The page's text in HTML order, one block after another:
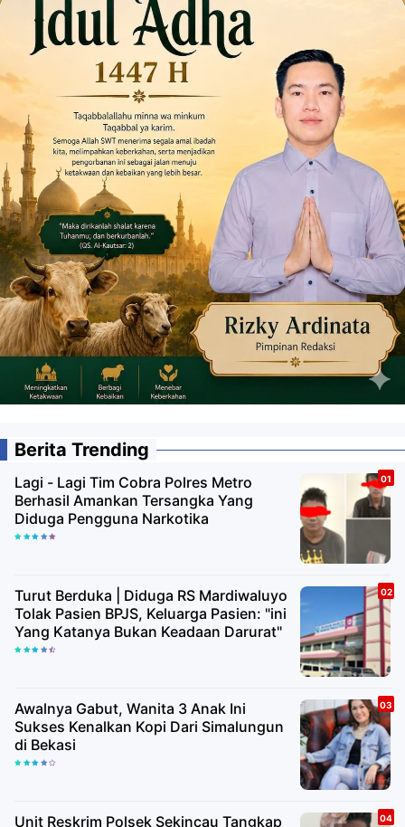
Berita Trending
Lagi - Lagi Tim Cobra Polres Metro
Berhasil Amankan Tersangka Yang
Diduga Pengguna Narkotika
Turut Berduka | Diduga RS Mardiwaluyo
Tolak Pasien BPJS, Keluarga Pasien: "ini
Yang Katanya Bukan Keadaan Darurat"
Awalnya Gabut, Wanita 3 Anak Ini
Sukses Kenalkan Kopi Dari Simalungun
di Bekasi
Unit Reskrim Polsek Sekincau Tangkap